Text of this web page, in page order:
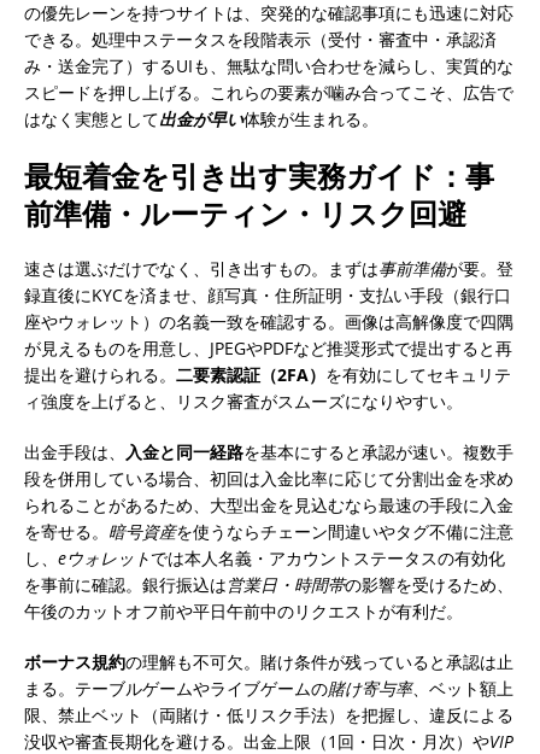
の優先レーンを持つサイトは、突発的な確認事項にも迅速に対応
できる。処理中ステータスを段階表示（受付・審査中・承認済
み・送金完了）するUIも、無駄な問い合わせを減らし、実質的な
スピードを押し上げる。これらの要素が噛み合ってこそ、広告で
はなく実態として出金が早い体験が生まれる。
最短着金を引き出す実務ガイド：事
前準備・ルーティン・リスク回避
速さは選ぶだけでなく、引き出すもの。まずは事前準備が要。登
録直後にKYCを済ませ、顔写真・住所証明・支払い手段（銀行口
座やウォレット）の名義一致を確認する。画像は高解像度で四隅
が見えるものを用意し、JPEGやPDFなど推奨形式で提出すると再
提出を避けられる。 二要素認証（2FA） を有効にしてセキュリテ
ィ強度を上げると、リスク審査がスムーズになりやすい。
出金手段は、 入金と同一経路を基本にすると承認が速い。複数手
段を併用している場合、初回は入金比率に応じて分割出金を求め
られることがあるため、大型出金を見込むなら最速の手段に入金
を寄せる。 暗号資産を使うならチェーン間違いやタグ不備に注意
し、 eウォレットでは本人名義・アカウントステータスの有効化
を事前に確認。銀行振込は営業日・時間帯の影響を受けるため、
午後のカットオフ前や平日午前中のリクエストが有利だ。
ボーナス規約の理解も不可欠。賭け条件が残っていると承認は止
まる。テーブルゲームやライブゲームの賭け寄与率、ベット額上
限、禁止ベット（両賭け・低リスク手法）を把握し、違反による
没収や審査長期化を避ける。出金上限（1回・日次・月次）やVIP